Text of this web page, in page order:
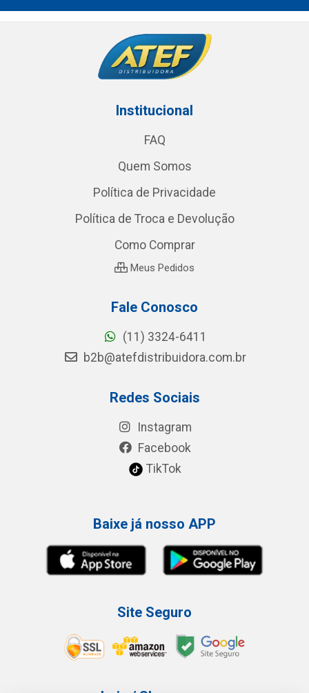
Institucional
FAQ
Quem Somos
Política de Privacidade
Política de Troca e Devolução
Como Comprar
Meus Pedidos
Fale Conosco
(11) 3324-6411
b2b@atefdistribuidora.com.br
Redes Sociais
Instagram
Facebook
TikTok
Baixe já nosso APP
Site Seguro